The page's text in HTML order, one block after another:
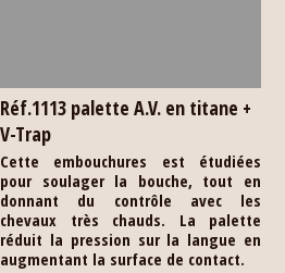
Réf.1113 palette A.V. en titane +
V-Trap
Cette embouchures est étudiées
pour soulager la bouche, tout en
donnant du contrôle avec les
chevaux très chauds. La palette
réduit la pression sur la langue en
augmentant la surface de contact.